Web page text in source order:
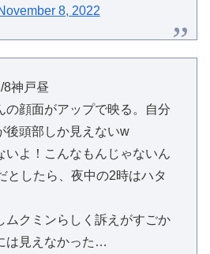
8, 2022
8神戸昼
の顔面がアップで映る。自分
後頭部しか見えないw
いよ！こんなもんじゃないん
としたら、夜中の2時はハタ
ムクミンらしく訴えがすごか
は見えなかった…